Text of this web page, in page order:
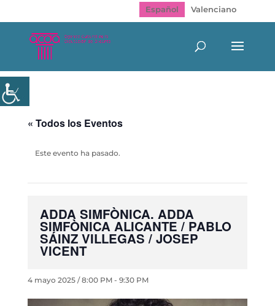
Español Valenciano
« Todos los Eventos
Este evento ha pasado.
ADDA SIMFÒNICA. ADDA
SIMFÒNICA ALICANTE / PABLO
SÁINZ VILLEGAS / JOSEP
VICENT
4 mayo 2025 / 8:00 PM- 9:30 PM